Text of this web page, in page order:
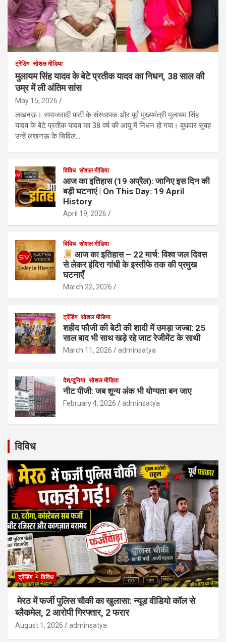
ट्रेंडिंग सोशल मीडिया
मुलायम सिंह यादव के बेटे प्रतीक यादव का निधन, 38 साल की
उम्र में ली अंतिम सांस
May 15, 2026
लखनऊ। समाजवादी पार्टी के संस्थापक और पूर्व मुख्यमंत्री मुलायम सिंह
यादव के बेटे प्रतीक यादव का 38 वर्ष की आयु में निधन हो गया। बुधवार सुबह
उन्हें लखनऊ के सिविल…
विविध सोशल मीडिया
आज का इतिहास (19 अप्रैल): जानिए इस दिन की
बड़ी घटनाएं | On This Day: 19 April
History
April 19, 2026
विविध सोशल मीडिया
आज का इतिहास – 22 मार्च: विश्व जल दिवस
से लेकर इंदिरा गांधी के इस्तीफे तक की प्रमुख
घटनाएँ
March 22, 2026
ट्रेंडिंग सोशल मीडिया
शहीद फौजी की बेटी की शादी में उमड़ा जज्बा: 25
साल बाद भी साथ खड़े रहे जाट रेजीमेंट के साथी
March 11, 2026 adminsatya
देश/दुनिया सोशल मीडिया
नीट पीजी: जब शून्य अंक भी योग्यता बन जाए
February 4, 2026 adminsatya
विविध
ट्रेंडिंग विविध
मेरठ में फर्जी पुलिस चौकी का खुलासा: न्यूड वीडियो कॉल से
ब्लैकमेल, 2 आरोपी गिरफ्तार, 2 फरार
August 1, 2026 adminsatya